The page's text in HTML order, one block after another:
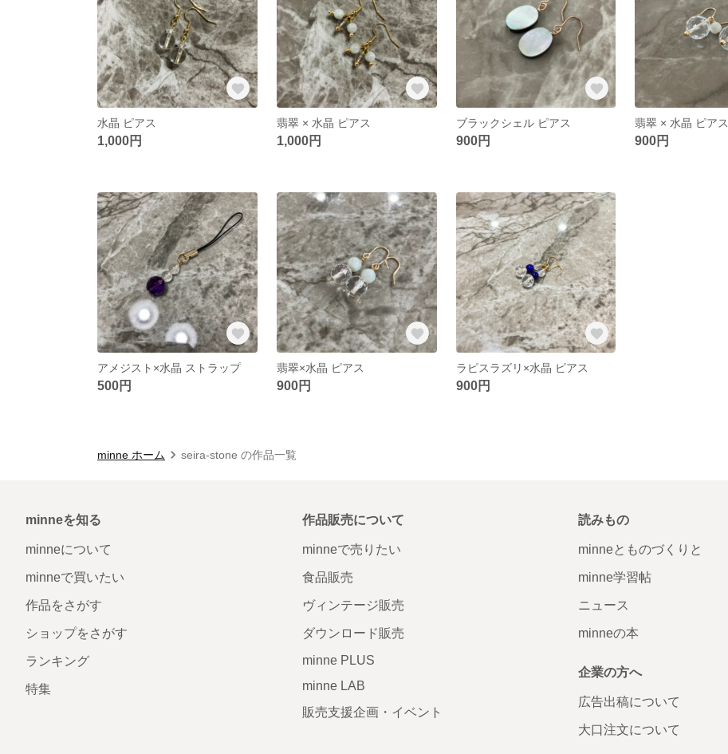
水晶 ピアス
1,000円
翡翠 × 水晶 ピアス
1,000円
ブラックシェル ピアス
900円
翡翠 × 水晶 ピアス
900円
アメジスト×水晶 ストラップ
500円
翡翠×水晶 ピアス
900円
ラピスラズリ×水晶 ピアス
900円
minne ホーム seira-stone の作品一覧
minneを知る
minneについて
minneで買いたい
作品をさがす
ショップをさがす
ランキング
特集
作品販売について
minneで売りたい
食品販売
ヴィンテージ販売
ダウンロード販売
minne PLUS
minne LAB
販売支援企画・イベント
読みもの
minneとものづくりと
minne学習帖
ニュース
minneの本
企業の方へ
広告出稿について
大口注文について